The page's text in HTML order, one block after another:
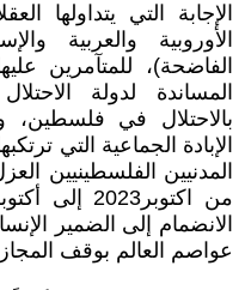
الإجابة التي يتداولها
الأوروبية والعربية
الفاضحة)، للمتآمرين
المساندة لدولة
بالاحتلال في فلسطين،
الإبادة الجماعية التي
المدنيين الفلسطينيين
الانضمام إلى الضمير
عواصم العالم بوقف